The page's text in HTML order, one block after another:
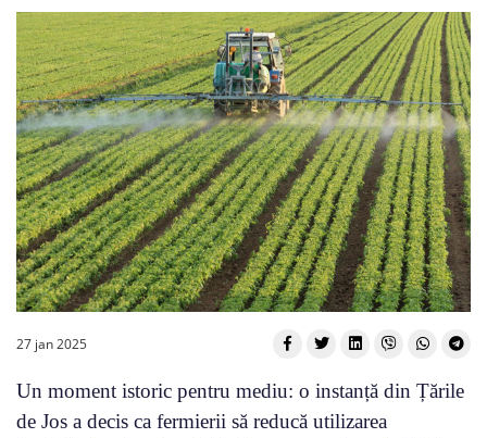
27 jan 2025
Un moment istoric pentru mediu: o instanță din Țările
de Jos a decis ca fermierii să reducă utilizarea